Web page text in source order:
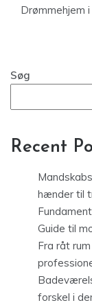
Drømmehjem i
Søg
Recent
hænder til
Guide til
Fra råt
forskel i